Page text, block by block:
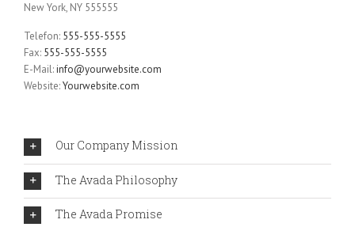
New York, NY 555555
Telefon: 555-555-5555
Fax: 555-555-5555
E-Mail:info@yourwebsite.com
Website:Yourwebsite.com
Our Company Mission
The Avada Philosophy
The Avada Promise